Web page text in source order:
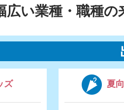
広い業種・職種
ズ 夏